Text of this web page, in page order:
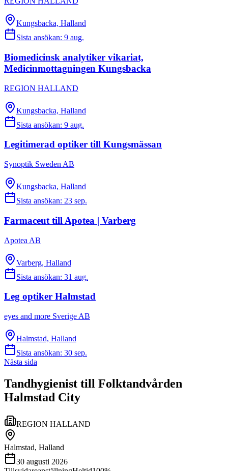
Kungsbacka, Halland
Sista ansökan: 9 aug.
Biomedicinsk analytiker vikariat,
Medicinmottagningen Kungsbacka
REGION HALLAND
Kungsbacka, Halland
Sista ansökan: 9 aug.
Legitimerad optiker till Kungsmässan
Synoptik Sweden AB
Kungsbacka, Halland
Sista ansökan: 23 sep.
Farmaceut till Apotea | Varberg
Apotea AB
Varberg, Halland
Sista ansökan: 31 aug.
Leg optiker Halmstad
eyes and more Sverige AB
Halmstad, Halland
Sista ansökan: 30 sep.
Nästa sida
Tandhygienist till Folktandvården
Halmstad City
REGION HALLAND
Halmstad, Halland
30 augusti 2026